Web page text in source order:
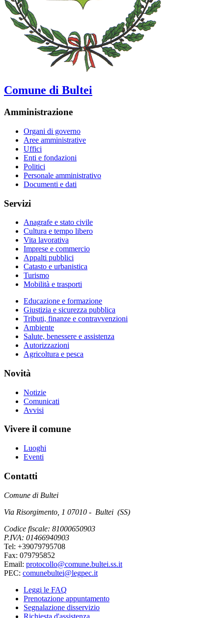
Comune di Bultei
Amministrazione
Organi di governo
Aree amministrative
Uffici
Enti e fondazioni
Politici
Personale amministrativo
Documenti e dati
Servizi
Anagrafe e stato civile
Cultura e tempo libero
Vita lavorativa
Imprese e commercio
Appalti pubblici
Catasto e urbanistica
Turismo
Mobilità e trasporti
Educazione e formazione
Giustizia e sicurezza pubblica
Tributi, finanze e contravvenzioni
Ambiente
Salute, benessere e assistenza
Autorizzazioni
Agricoltura e pesca
Novità
Notizie
Comunicati
Avvisi
Vivere il comune
Luoghi
Eventi
Contatti
Comune di Bultei
Via Risorgimento, 1 07010 - Bultei (SS)
Codice fiscale: 81000650903
P.IVA: 01466940903
Tel: +39079795708
Fax: 079795852
Email: protocollo@comune.bultei.ss.it
PEC: comunebultei@legpec.it
Leggi le FAQ
Prenotazione appuntamento
Segnalazione disservizio
Richiesta d'assistenza